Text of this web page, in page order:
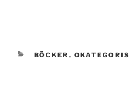
KATEGORIER
BÖCKER ,